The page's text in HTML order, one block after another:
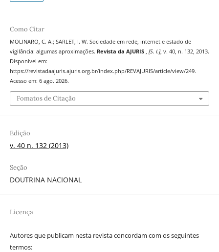
Como Citar
MOLINARO, C. A.; SARLET, I. W. Sociedade em rede, internet e estado de
vigilância: algumas aproximações. Revista da AJURIS , [S. l.], v. 40, n. 132, 2013.
Disponível em:
https://revistadaajuris.ajuris.org.br/index.php/REVAJURIS/article/view/249.
Acesso em: 6 ago. 2026.
Fomatos de Citação
Edição
v. 40 n. 132 (2013)
Seção
DOUTRINA NACIONAL
Licença
Autores que publicam nesta revista concordam com os seguintes
termos: